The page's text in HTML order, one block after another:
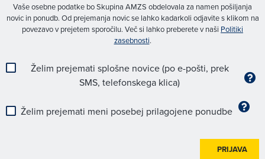
Vaše osebne podatke bo Skupina AMZS obdelovala za namen pošiljanja
novic in ponudb. Od prejemanja novic se lahko kadarkoli odjavite s klikom na
povezavo v prejetem sporočilu. Več si lahko preberete v naši Politiki
zasebnosti.
Želim prejemati splošne novice (po e-pošti, prek
SMS, telefonskega klica)
Želim prejemati meni posebej prilagojene ponudbe
PRIJAVA